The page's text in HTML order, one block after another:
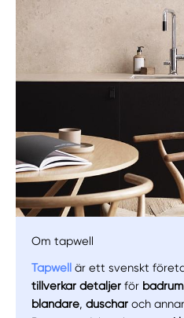
Manuellt Få hjälp
Välj
Om tapwell
Tapwellär ett svenskt
tillverkar detaljerför
blandare,duscharoch